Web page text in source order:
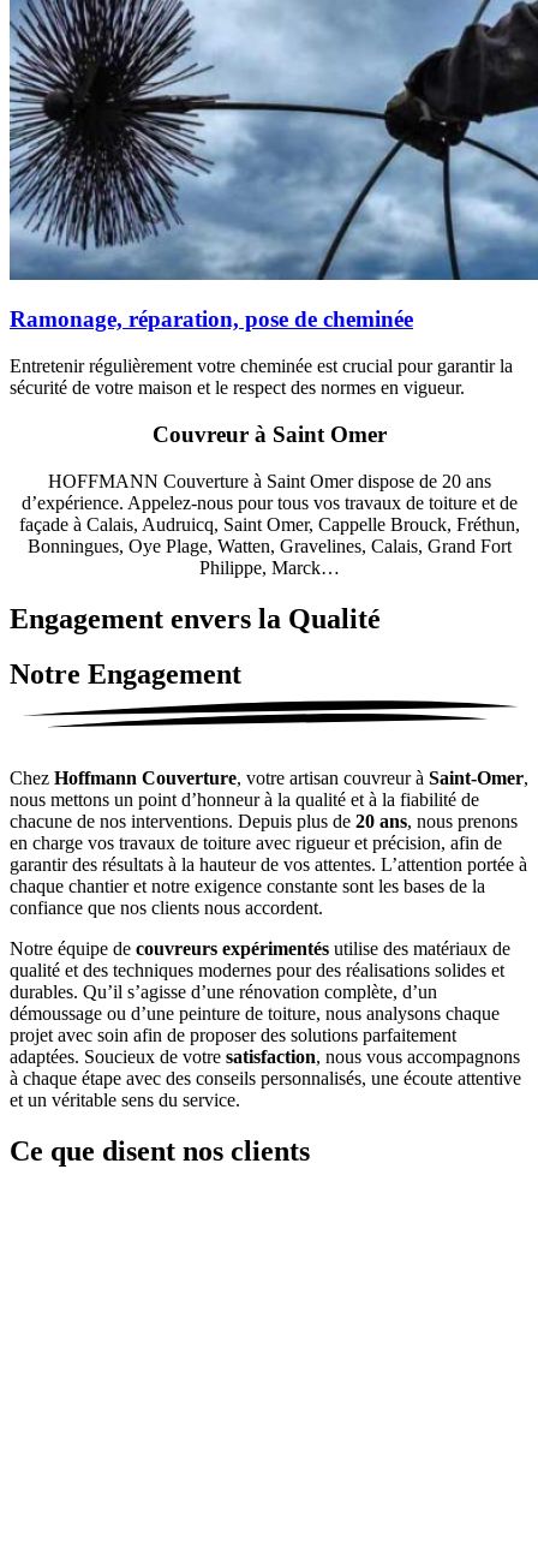
Ramonage, réparation, pose de cheminée
Entretenir régulièrement votre cheminée est crucial pour garantir la
sécurité de votre maison et le respect des normes en vigueur.
Couvreur à Saint Omer
HOFFMANN Couverture à Saint Omer dispose de 20 ans
d’expérience. Appelez-nous pour tous vos travaux de toiture et de
façade à Calais, Audruicq, Saint Omer, Cappelle Brouck, Fréthun,
Bonningues, Oye Plage, Watten, Gravelines, Calais, Grand Fort
Philippe, Marck…
Engagement envers la Qualité
Notre Engagement
Chez Hoffmann Couverture, votre artisan couvreur à Saint-Omer,
nous mettons un point d’honneur à la qualité et à la fiabilité de
chacune de nos interventions. Depuis plus de 20 ans, nous prenons
en charge vos travaux de toiture avec rigueur et précision, afin de
garantir des résultats à la hauteur de vos attentes. L’attention portée à
chaque chantier et notre exigence constante sont les bases de la
confiance que nos clients nous accordent.
Notre équipe de couvreurs expérimentés utilise des matériaux de
qualité et des techniques modernes pour des réalisations solides et
durables. Qu’il s’agisse d’une rénovation complète, d’un
démoussage ou d’une peinture de toiture, nous analysons chaque
projet avec soin afin de proposer des solutions parfaitement
adaptées. Soucieux de votre satisfaction, nous vous accompagnons
à chaque étape avec des conseils personnalisés, une écoute attentive
et un véritable sens du service.
Ce que disent nos clients